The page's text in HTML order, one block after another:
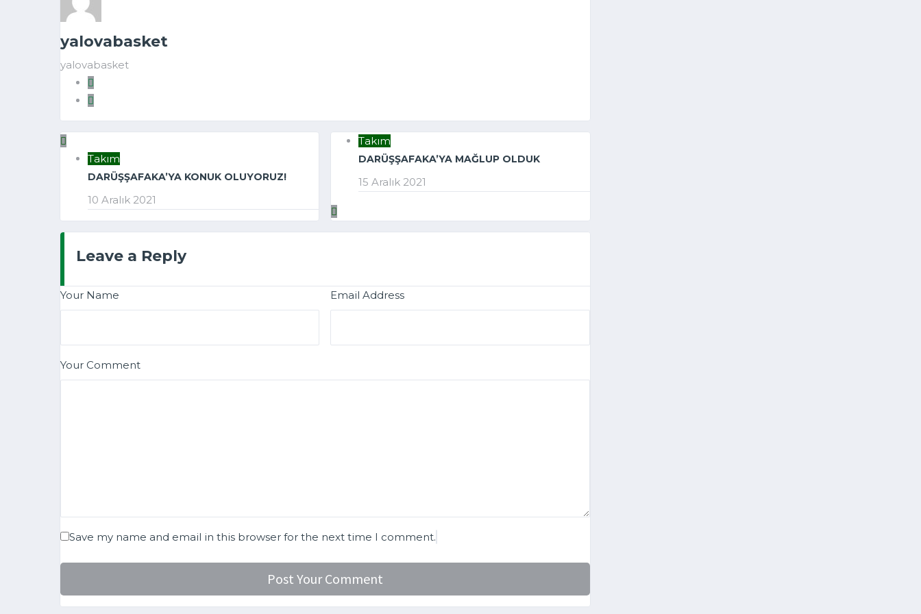
yalovabasket
yalovabasket
Takım
DARÜŞŞAFAKA’YA KONUK OLUYORUZ!
10 Aralık 2021
Takım
DARÜŞŞAFAKA’YA MAĞLUP OLDUK
15 Aralık 2021
Leave a Reply
Your Name Email Address
Your Comment
Save my name and email in this browser for the next time I comment.